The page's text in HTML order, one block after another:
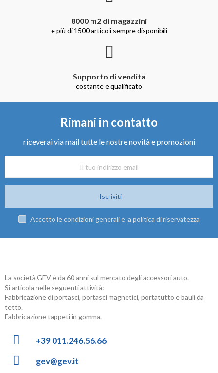
8000 m2 di magazzini
e più di 1500 articoli sempre disponibili
Supporto di vendita
costante e qualificato
Rimani in contatto
riceverai via mail tutte le nostre novità e promozioni
Iscriviti
Accetto le condizioni generali e la politica di riservatezza
La società GEV è da 60 anni sul mercato degli accessori auto.
Si articola nelle seguenti attività:
Fabbricazione di portasci, portasci magnetici, portatutto e bauli da
tetto.
Fabbricazione tappeti in gomma.
+39 011.246.56.66
gev@gev.it